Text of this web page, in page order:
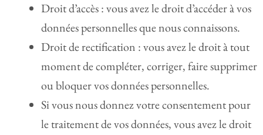
Droit d’accès : vous avez le droit d’accéder à vos
données personnelles que nous connaissons.
Droit de rectification : vous avez le droit à tout
moment de compléter, corriger, faire supprimer
ou bloquer vos données personnelles.
Si vous nous donnez votre consentement pour
le traitement de vos données, vous avez le droit